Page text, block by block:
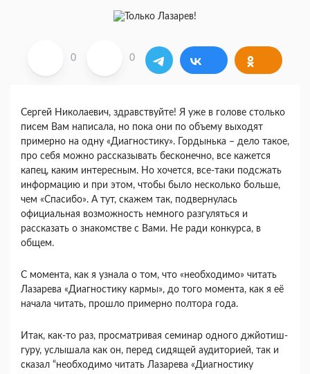
0 0
Сергей Николаевич, здравствуйте! Я уже в голове столько
писем Вам написала, но пока они по объему выходят
примерно на одну «Диагностику». Гордынька – дело такое,
про себя можно рассказывать бесконечно, все кажется
капец, каким интересным. Но хочется, все-таки подсжать
информацию и при этом, чтобы было несколько больше,
чем «Спасибо». А тут, скажем так, подвернулась
официальная возможность немного разгуляться и
рассказать о знакомстве с Вами. Не ради конкурса, в
общем.
С момента, как я узнала о том, что «необходимо» читать
Лазарева «Диагностику кармы», до того момента, как я её
начала читать, прошло примерно полтора года.
Итак, как-то раз, просматривая семинар одного джйотиш-
гуру, услышала как он, перед сидящей аудиторией, так и
сказал “необходимо читать Лазарева «Диагностику